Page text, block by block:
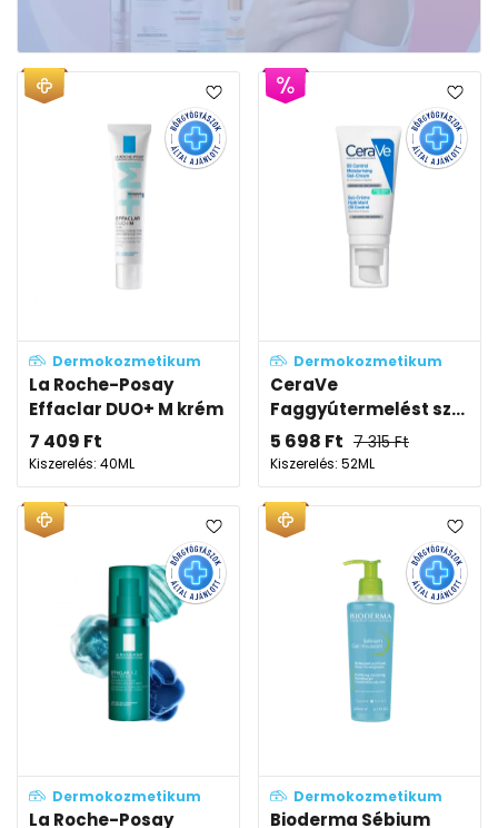
Dermokozmetikum
La Roche-Posay
Effaclar DUO+ M krém
7 409 Ft
Kiszerelés: 40ML
Dermokozmetikum
CeraVe
Faggyútermelést sz...
5 698 Ft 7 315Ft
Kiszerelés: 52ML
Dermokozmetikum
La Roche-Posay
Dermokozmetikum
Bioderma Sébium